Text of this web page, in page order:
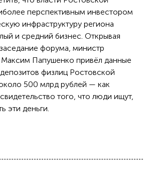
перспективным инвестором
инфраструктуру региона
и средний бизнес. Открывая
форума, министр
Папушенко привёл данные
физлиц Ростовской
500 млрд рублей — как
того, что люди ищут,
эти деньги.